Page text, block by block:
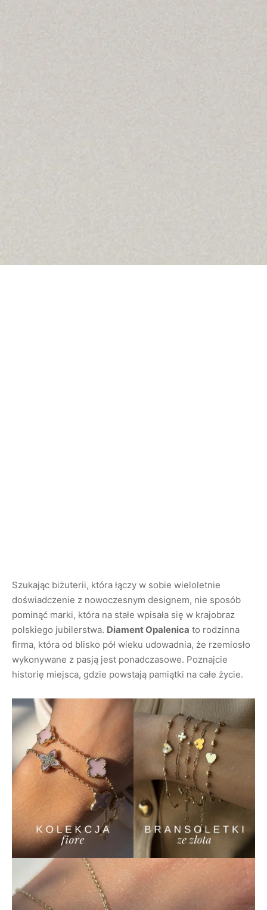
Szukając biżuterii, która łączy w sobie wieloletnie
doświadczenie z nowoczesnym designem, nie sposób
pominąć marki, która na stałe wpisała się w krajobraz
polskiego jubilerstwa. Diament Opalenica to rodzinna
firma, która od blisko pół wieku udowadnia, że rzemiosło
wykonywane z pasją jest ponadczasowe. Poznajcie
historię miejsca, gdzie powstają pamiątki na całe życie.